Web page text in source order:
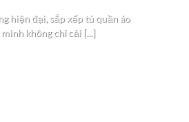
hiện đại, sắp xếp tủ quần áo
không chỉ cải [...]